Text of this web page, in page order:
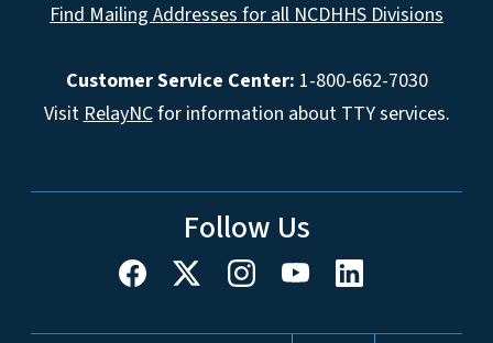
Find Mailing Addresses for all NCDHHS Divisions
Customer Service Center: 1-800-662-7030
VisitRelayNCfor information about TTY services.
Follow Us